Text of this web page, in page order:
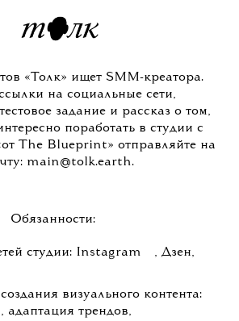
«Толк» ищет SMM-креатора.
на социальные сети,
задание и рассказ о том,
поработать в студии с
The Blueprint» отправляйте на
main@tolk.earth.
Обязанности:
студии: Instagram
, Дзен,
визуального контента:
адаптация трендов,